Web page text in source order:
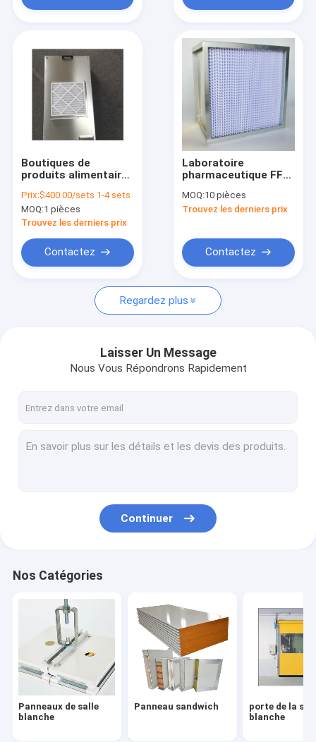
Produits
Vidéos
Le spectacle VR
Contrôle de la qualité
Nous contacter
Les affaires
Panneaux de salle blanche
Panneau sandwich
Unité de filtrage de fan
boîte de hepa
Filtres de Hepa
Capot à débit laminaire
Boutiques de
produits alimentaires
Dépoussiérage Hepa
Unité de ventilation
ULPA Unité de
Ffu Moteur CC
Prix:$400.00/sets 1-4 sets
MOQ:1 pièces
Trouvez les derniers prix
Contactez
Laboratoire
pharmaceutique FFU
blanche aspirateur
industriel HEPA
MOQ:10 pièces
Trouvez les derniers prix
Contactez
Regardez plus
Laisser Un Message
Nous Vous Répondrons Rapidement
Continuer
Nos Catégories
Panneaux de salle
blanche
Panneau sandwich
porte de la
blanche